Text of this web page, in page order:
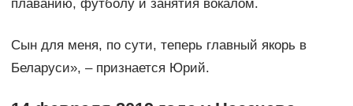
плаванию, футболу и занятия вокалом.
Сын для меня, по сути, теперь главный якорь в
Беларуси», – признается Юрий.